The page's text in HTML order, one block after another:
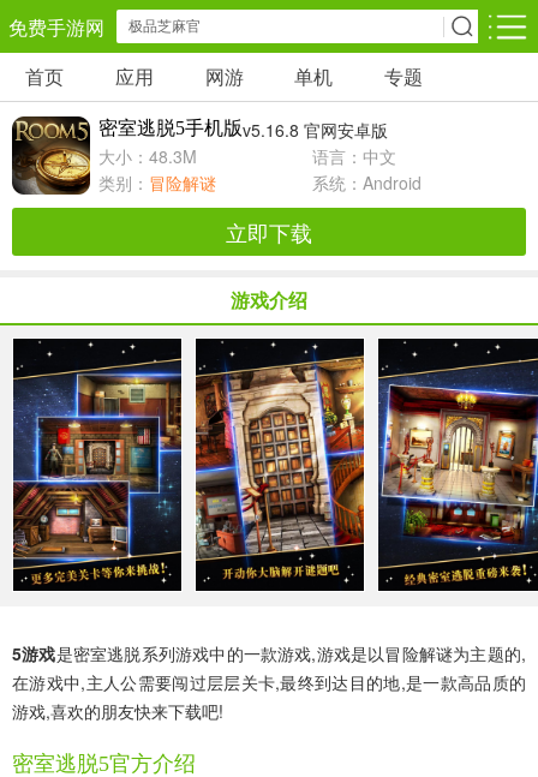
免费手游网
安卓网游 安卓单机 安卓应用
角色扮演
策略塔防
射击枪战
仙侠网游 棋牌游戏 音乐游戏
手游辅助 回合网游 国战网游
儿童教育 体育运动
首页 应用 网游 单机 专题
密室逃脱5手机版v5.16.8 官网安卓版
大小：48.3M
语言：中文
类别： 冒险解谜 系统：Android
立即下载
游戏介绍
5游戏是密室逃脱系列游戏中的一款游戏,游戏是以冒险解谜为主题的,
在游戏中,主人公需要闯过层层关卡,最终到达目的地,是一款高品质的
游戏,喜欢的朋友快来下载吧!
密室逃脱5官方介绍